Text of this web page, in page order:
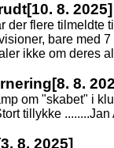
[10. 8. 2025]
der flere tilmeldte
bare med
ikke om deres
[8. 8.
om "skabet" i
tillykke ........Jan
8. 2025]